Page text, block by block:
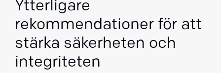
Ytterligare
rekommendationer för att
stärka säkerheten och
integriteten